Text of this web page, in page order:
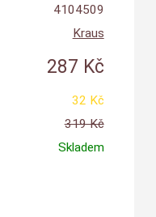
4104509
Kraus
287 Kč
32 Kč
319 Kč
Skladem